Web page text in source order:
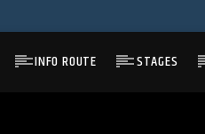
INFO ROUTE STAGES